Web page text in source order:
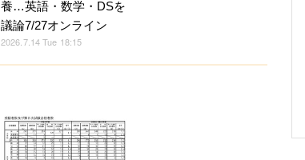
養…英語・数学・DSを
議論7/27オンライン
2026.7.14 Tue 18:15